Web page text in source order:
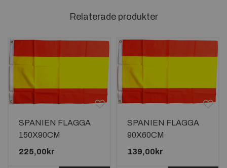
Relaterade produkter
SPANIEN FLAGGA
150X90CM
225,00kr
SPANIEN FLAGGA
90X60CM
139,00kr